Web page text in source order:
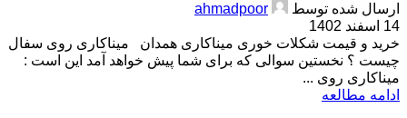
ارسال شده توسط
ahmadpoor
14 اسفند 1402
خرید و قیمت شکلات خوری میناکاری همدان میناکاری روی سفال
چیست ؟ نخستین سوالی که برای شما پیش خواهد آمد این است :
میناکاری روی ...
ادامه مطالعه